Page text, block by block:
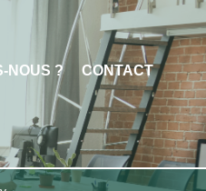
NOUS ? CONTACT